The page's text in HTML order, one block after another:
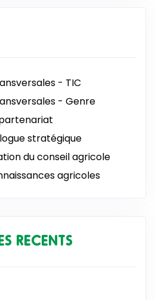
- TIC
- Genre
stratégique
du conseil agricole
agricoles
RECENTS